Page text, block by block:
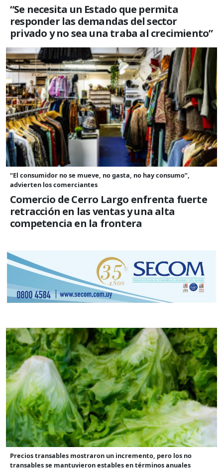
“Se necesita un Estado que permita
responder las demandas del sector
privado y no sea una traba al crecimiento”
“El consumidor no se mueve, no gasta, no hay consumo”,
advierten los comerciantes
Comercio de Cerro Largo enfrenta fuerte
retracción en las ventas y una alta
competencia en la frontera
Precios transables mostraron un incremento, pero los no
transables se mantuvieron estables en términos anuales